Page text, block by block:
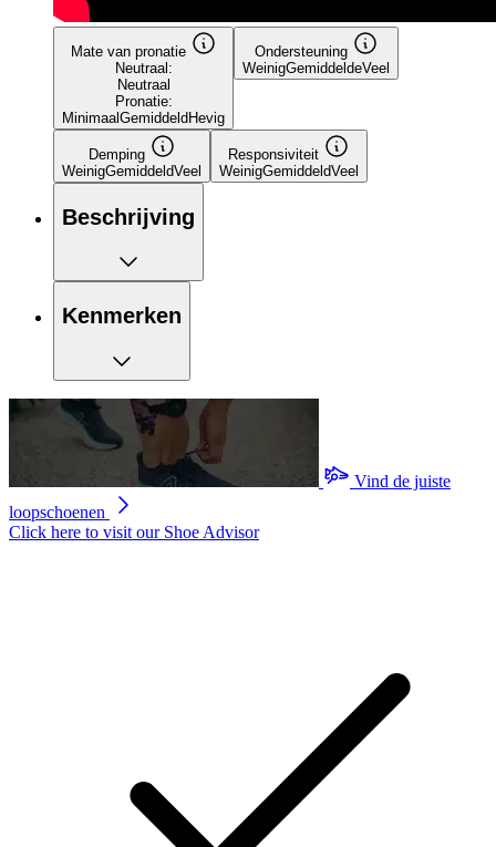
Mate van pronatie
Neutraal:
Neutraal
Pronatie:
MinimaalGemiddeld Hevig
Ondersteuning
WeinigGemiddeldeVeel
Demping
WeinigGemiddeldVeel
Responsiviteit
WeinigGemiddeldVeel
Beschrijving
Kenmerken
Vind de juiste
loopschoenen
Click here to visit our Shoe Advisor